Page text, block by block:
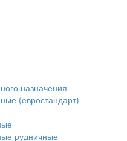
назначения
(евростандарт)
рудничные